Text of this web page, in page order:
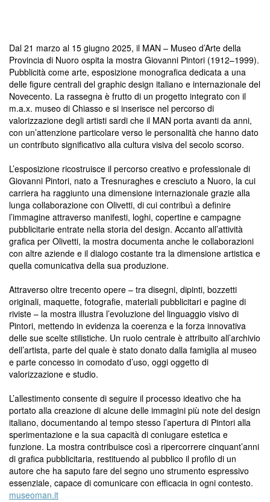
Dal 21 marzo al 15 giugno 2025, il MAN – Museo d’Arte della
Provincia di Nuoro ospita la mostra Giovanni Pintori (1912–1999).
Pubblicità come arte, esposizione monografica dedicata a una
delle figure centrali del graphic design italiano e internazionale del
Novecento. La rassegna è frutto di un progetto integrato con il
m.a.x. museo di Chiasso e si inserisce nel percorso di
valorizzazione degli artisti sardi che il MAN porta avanti da anni,
con un’attenzione particolare verso le personalità che hanno dato
un contributo significativo alla cultura visiva del secolo scorso.
L’esposizione ricostruisce il percorso creativo e professionale di
Giovanni Pintori, nato a Tresnuraghes e cresciuto a Nuoro, la cui
carriera ha raggiunto una dimensione internazionale grazie alla
lunga collaborazione con Olivetti, di cui contribuì a definire
l’immagine attraverso manifesti, loghi, copertine e campagne
pubblicitarie entrate nella storia del design. Accanto all’attività
grafica per Olivetti, la mostra documenta anche le collaborazioni
con altre aziende e il dialogo costante tra la dimensione artistica e
quella comunicativa della sua produzione.
Attraverso oltre trecento opere – tra disegni, dipinti, bozzetti
originali, maquette, fotografie, materiali pubblicitari e pagine di
riviste – la mostra illustra l’evoluzione del linguaggio visivo di
Pintori, mettendo in evidenza la coerenza e la forza innovativa
delle sue scelte stilistiche. Un ruolo centrale è attribuito all’archivio
dell’artista, parte del quale è stato donato dalla famiglia al museo
e parte concesso in comodato d’uso, oggi oggetto di
valorizzazione e studio.
L’allestimento consente di seguire il processo ideativo che ha
portato alla creazione di alcune delle immagini più note del design
italiano, documentando al tempo stesso l’apertura di Pintori alla
sperimentazione e la sua capacità di coniugare estetica e
funzione. La mostra contribuisce così a ripercorrere cinquant’anni
di grafica pubblicitaria, restituendo al pubblico il profilo di un
autore che ha saputo fare del segno uno strumento espressivo
essenziale, capace di comunicare con efficacia in ogni contesto.
museoman.it